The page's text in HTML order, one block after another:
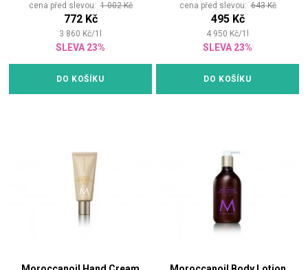
cena před slevou:1 002 Kč
772 Kč
3 860 Kč/1
SLEVA 23%
DO KOŠÍKU
cena před slevou:643 Kč
495 Kč
4 950 Kč/1
SLEVA 23%
DO KOŠÍKU